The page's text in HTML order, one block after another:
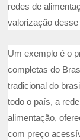
redes de
valorização
Um exemplo é o
completas do
tradicional do
todo o país, a
alimentação,
com preço